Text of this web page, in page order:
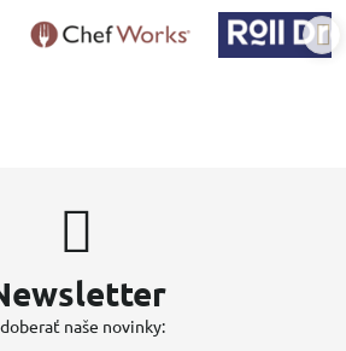
naše novinky: